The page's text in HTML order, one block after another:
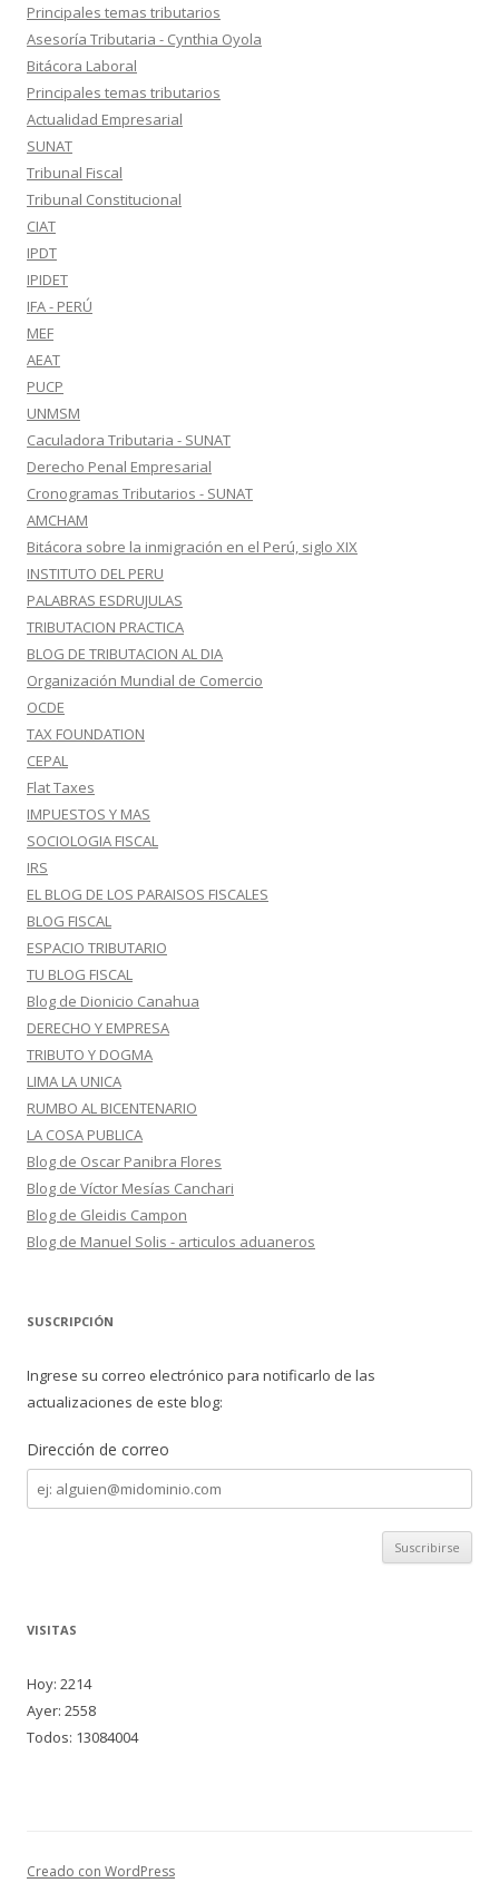
Principales temas tributarios
Asesoría Tributaria - Cynthia Oyola
Bitácora Laboral
Principales temas tributarios
Actualidad Empresarial
SUNAT
Tribunal Fiscal
Tribunal Constitucional
CIAT
IPDT
IPIDET
IFA - PERÚ
MEF
AEAT
PUCP
UNMSM
Caculadora Tributaria - SUNAT
Derecho Penal Empresarial
Cronogramas Tributarios - SUNAT
AMCHAM
Bitácora sobre la inmigración en el Perú, siglo XIX
INSTITUTO DEL PERU
PALABRAS ESDRUJULAS
TRIBUTACION PRACTICA
BLOG DE TRIBUTACION AL DIA
Organización Mundial de Comercio
OCDE
TAX FOUNDATION
CEPAL
Flat Taxes
IMPUESTOS Y MAS
SOCIOLOGIA FISCAL
IRS
EL BLOG DE LOS PARAISOS FISCALES
BLOG FISCAL
ESPACIO TRIBUTARIO
TU BLOG FISCAL
Blog de Dionicio Canahua
DERECHO Y EMPRESA
TRIBUTO Y DOGMA
LIMA LA UNICA
RUMBO AL BICENTENARIO
LA COSA PUBLICA
Blog de Oscar Panibra Flores
Blog de Víctor Mesías Canchari
Blog de Gleidis Campon
Blog de Manuel Solis - articulos aduaneros
SUSCRIPCIÓN
Ingrese su correo electrónico para notificarlo de las
actualizaciones de este blog:
Dirección de correo
Dirección
de
correo
VISITAS
Hoy: 2214
Ayer: 2558
Todos: 13084004
Creado con WordPress